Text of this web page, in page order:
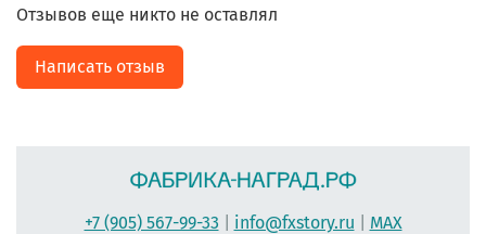
Отзывов еще никто не оставлял
Написать отзыв
+7 (905) 567-99-33 info@fxstory.ru
MAX